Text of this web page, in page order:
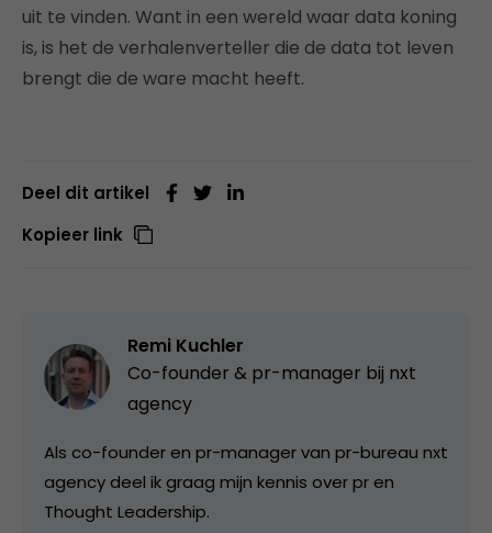
uit te vinden. Want in een wereld waar data koning
is, is het de verhalenverteller die de data tot leven
brengt die de ware macht heeft.
Deel dit artikel
Kopieer link
Remi Kuchler
Co-founder & pr-manager bij nxt
agency
Als co-founder en pr-manager van pr-bureau nxt
agency deel ik graag mijn kennis over pr en
Thought Leadership.